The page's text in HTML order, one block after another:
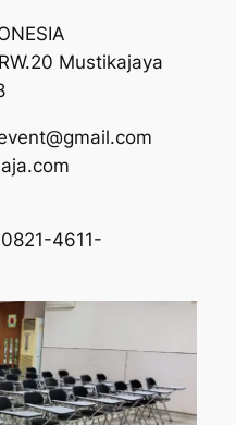
Mustikajaya
4611-